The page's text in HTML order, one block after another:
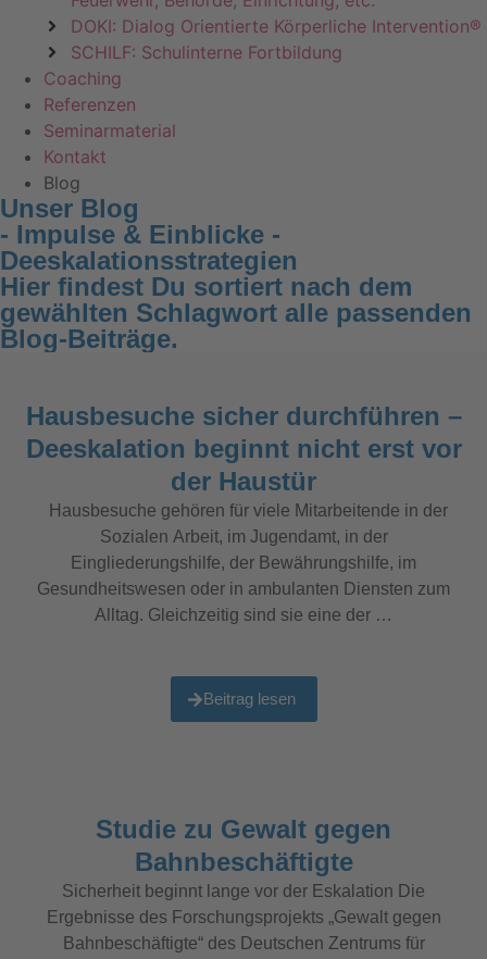
DOKI: Dialog Orientierte Körperliche Intervention®
SCHILF: Schulinterne Fortbildung
Coaching
Referenzen
Seminarmaterial
Kontakt
Blog
Unser Blog
- Impulse & Einblicke -
Deeskalationsstrategien
Hier findest Du sortiert nach dem
gewählten Schlagwort alle passenden
Blog-Beiträge.
Hausbesuche sicher durchführen –
Deeskalation beginnt nicht erst vor
der Haustür
Hausbesuche gehören für viele Mitarbeitende in der
Sozialen Arbeit, im Jugendamt, in der
Eingliederungshilfe, der Bewährungshilfe, im
Gesundheitswesen oder in ambulanten Diensten zum
Alltag. Gleichzeitig sind sie eine der …
Beitrag lesen
Studie zu Gewalt gegen
Bahnbeschäftigte
Sicherheit beginnt lange vor der Eskalation Die
Ergebnisse des Forschungsprojekts „Gewalt gegen
Bahnbeschäftigte“ des Deutschen Zentrums für